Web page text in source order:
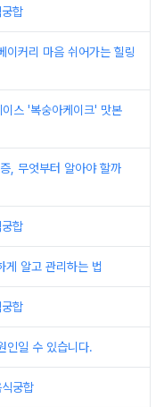
합
이커리 마음 쉬어가는 힐링
스 '복숭아케이크' 맛본
, 무엇부터 알아야 할까
합
게 알고 관리하는 법
합
인일 수 있습니다.
궁합